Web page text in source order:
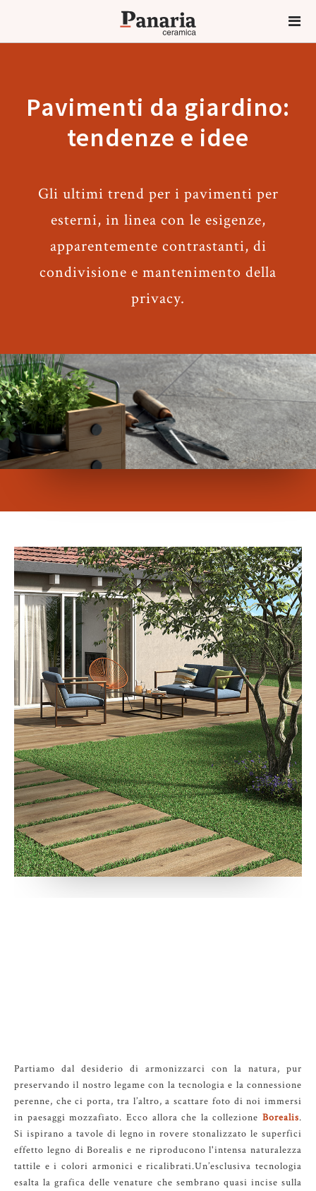
Pavimenti da giardino:
tendenze e idee
Gli ultimi trend per i pavimenti per
esterni, in linea con le esigenze,
apparentemente contrastanti, di
condivisione e mantenimento della
privacy.
Partiamo dal desiderio di armonizzarci con la natura, pur
preservando il nostro legame con la tecnologia e la connessione
perenne, che ci porta, tra l’altro, a scattare foto di noi immersi
in paesaggi mozzafiato. Ecco allora che la collezione Borealis.
Si ispirano a tavole di legno in rovere stonalizzato le superfici
effetto legno di Borealis e ne riproducono l'intensa naturalezza
tattile e i colori armonici e ricalibrati.Un’esclusiva tecnologia
esalta la grafica delle venature che sembrano quasi incise sulla